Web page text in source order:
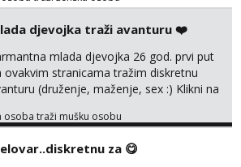
djevojka traži avanturu ❤️
mlada djevojka 26 god. prvi put
ovakvim stranicama tražim diskretnu
(druženje, maženje, sex :) Klikni na
osoba traži mušku osobu
za 😋